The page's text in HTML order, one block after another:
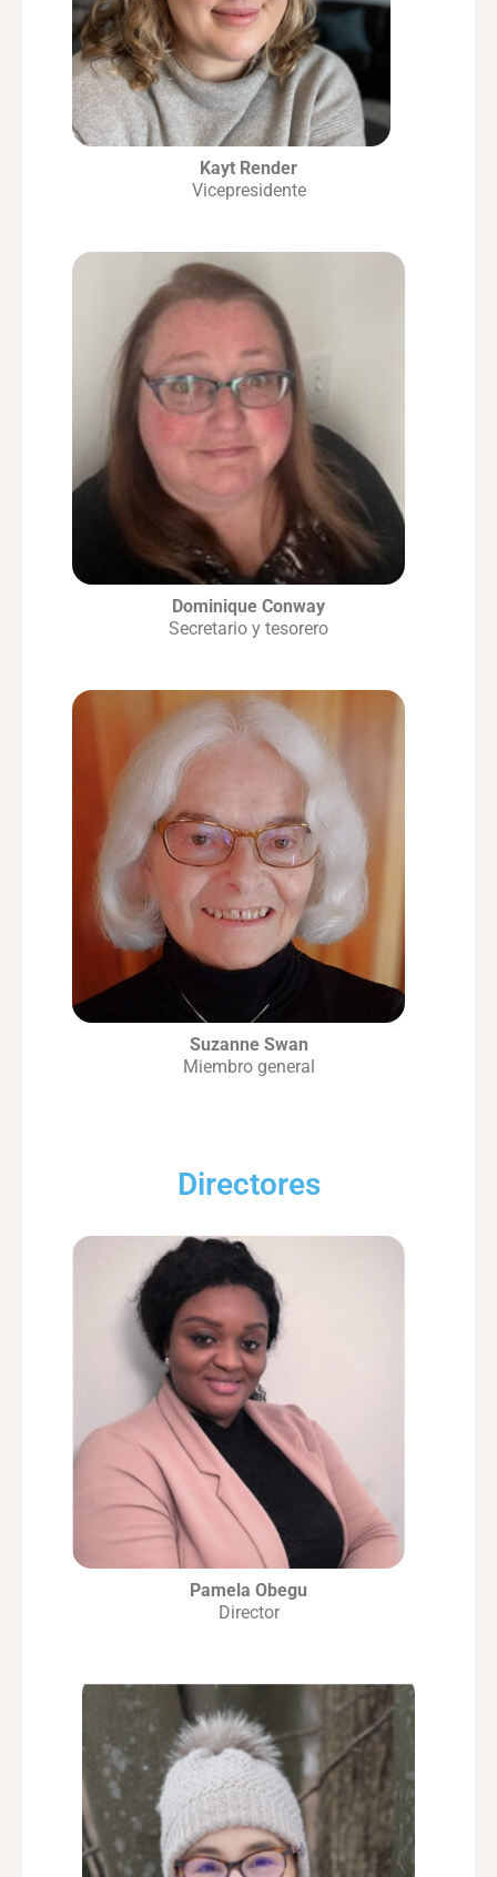
Kayt Render
Vicepresidente
Dominique Conway
Secretario y tesorero
Suzanne Swan
Miembro general
Directores
Pamela Obegu
Director